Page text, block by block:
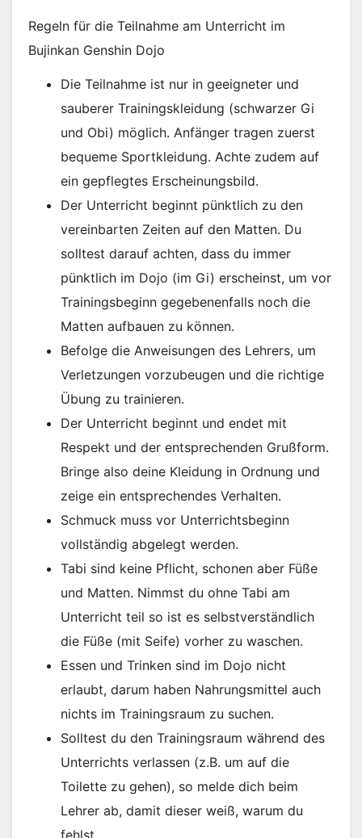
Regeln für die Teilnahme am Unterricht im
Bujinkan Genshin Dojo
Die Teilnahme ist nur in geeigneter und
sauberer Trainingskleidung (schwarzer Gi
und Obi) möglich. Anfänger tragen zuerst
bequeme Sportkleidung. Achte zudem auf
ein gepflegtes Erscheinungsbild.
Der Unterricht beginnt pünktlich zu den
vereinbarten Zeiten auf den Matten. Du
solltest darauf achten, dass du immer
pünktlich im Dojo (im Gi) erscheinst, um vor
Trainingsbeginn gegebenenfalls noch die
Matten aufbauen zu können.
Befolge die Anweisungen des Lehrers, um
Verletzungen vorzubeugen und die richtige
Übung zu trainieren.
Der Unterricht beginnt und endet mit
Respekt und der entsprechenden Grußform.
Bringe also deine Kleidung in Ordnung und
zeige ein entsprechendes Verhalten.
Schmuck muss vor Unterrichtsbeginn
vollständig abgelegt werden.
Tabi sind keine Pflicht, schonen aber Füße
und Matten. Nimmst du ohne Tabi am
Unterricht teil so ist es selbstverständlich
die Füße (mit Seife) vorher zu waschen.
Essen und Trinken sind im Dojo nicht
erlaubt, darum haben Nahrungsmittel auch
nichts im Trainingsraum zu suchen.
Solltest du den Trainingsraum während des
Unterrichts verlassen (z.B. um auf die
Toilette zu gehen), so melde dich beim
Lehrer ab, damit dieser weiß, warum du